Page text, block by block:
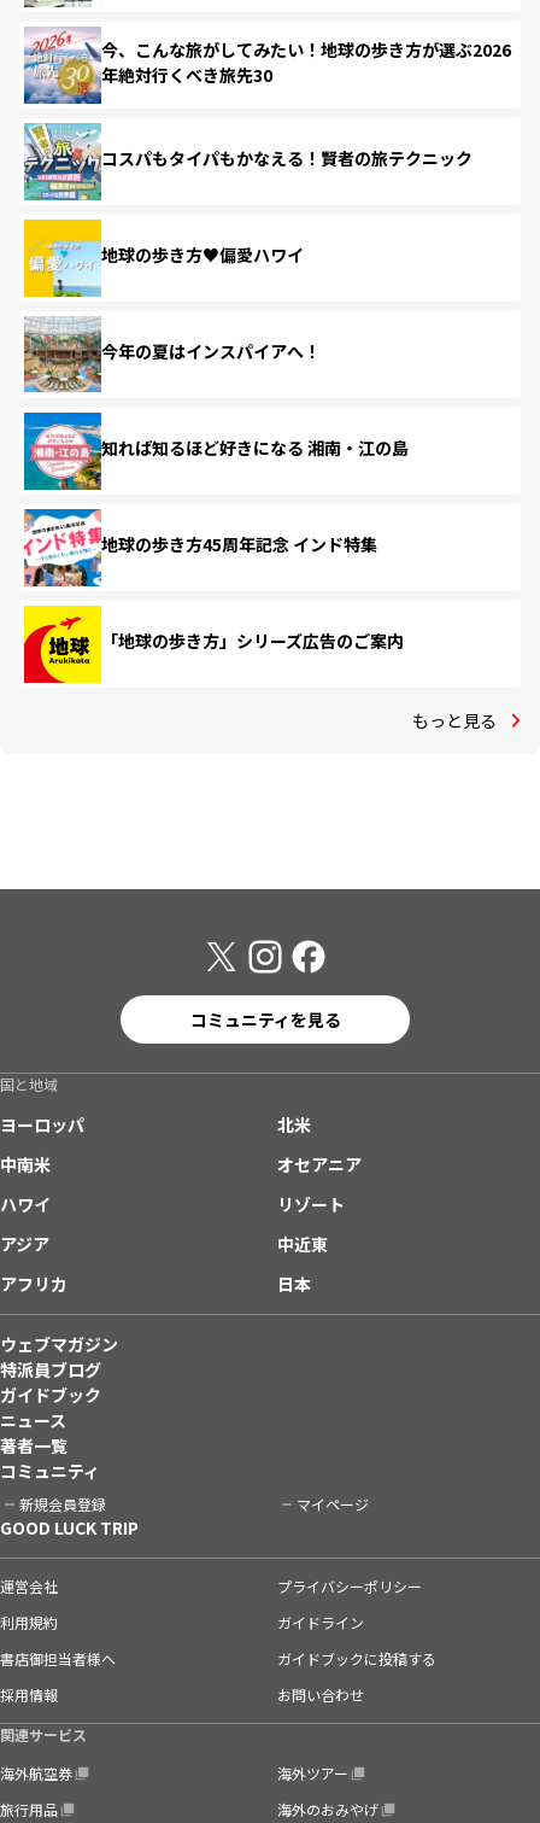
今、こんな旅がしてみたい！地球の歩き方が選ぶ2026
年絶対行くべき旅先30
コスパもタイパもかなえる！賢者の旅テクニック
地球の歩き方♥偏愛ハワイ
今年の夏はインスパイアへ！
知れば知るほど好きになる 湘南・江の島
地球の歩き方45周年記念 インド特集
「地球の歩き方」シリーズ広告のご案内
もっと見る
コミュニティを見る
国と地域
ヨーロッパ
北米
中南米
オセアニア
ハワイ
リゾート
アジア
中近東
アフリカ
日本
ウェブマガジン
特派員ブログ
ガイドブック
ニュース
著者一覧
コミュニティ
新規会員登録 マイページ
GOOD LUCK TRIP
運営会社
プライバシーポリシー
利用規約
ガイドライン
書店御担当者様へ
ガイドブックに投稿する
採用情報
お問い合わせ
関連サービス
海外航空券
海外ツアー
旅行用品
海外のおみやげ